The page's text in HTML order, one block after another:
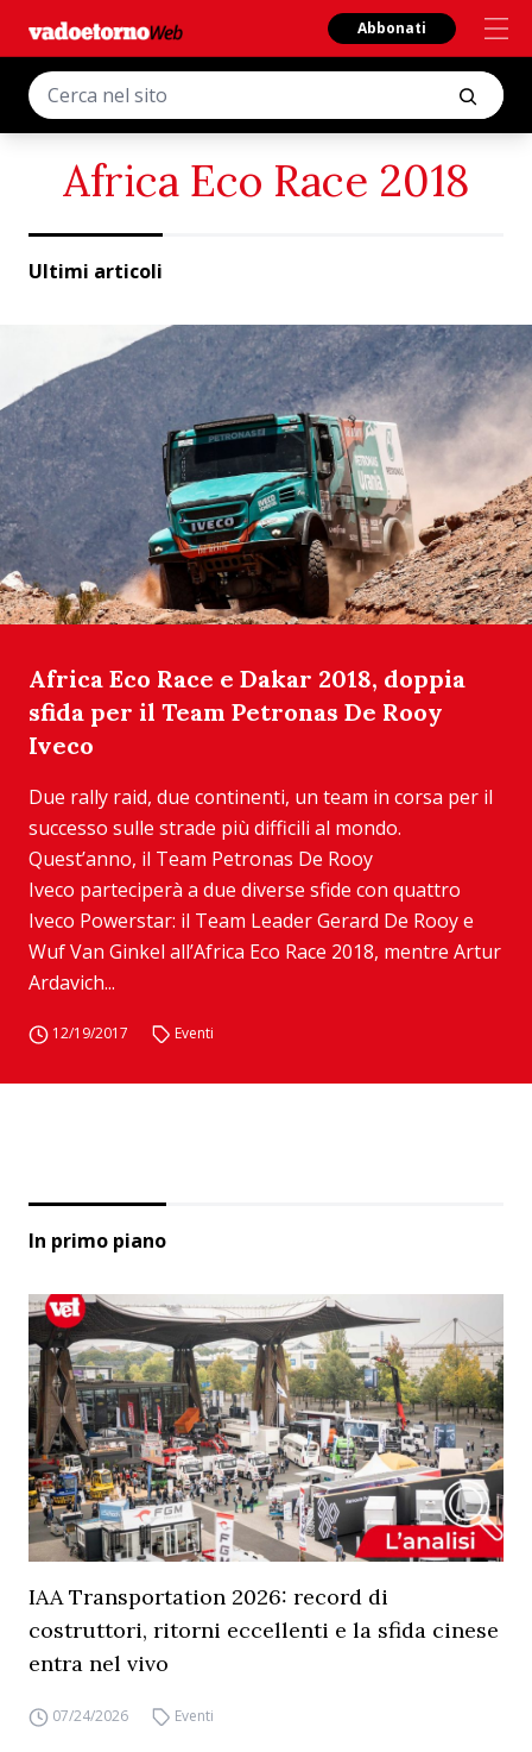
Abbonati
Africa Eco Race 2018
Ultimi articoli
Africa Eco Race e Dakar 2018, doppia
sfida per il Team Petronas De Rooy
Iveco
Due rally raid, due continenti, un team in corsa per il
successo sulle strade più difficili al mondo.
Quest’anno, il Team Petronas De Rooy
Iveco parteciperà a due diverse sfide con quattro
Iveco Powerstar: il Team Leader Gerard De Rooy e
Wuf Van Ginkel all’Africa Eco Race 2018, mentre Artur
Ardavich...
12/19/2017 Eventi
In primo piano
IAA Transportation 2026: record di
costruttori, ritorni eccellenti e la sfida cinese
entra nel vivo
07/24/2026 Eventi